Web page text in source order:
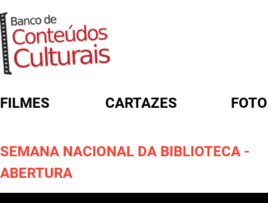
FILMES CARTAZES
SEMANA NACIONAL DA BIBLIOTECA -
ABERTURA